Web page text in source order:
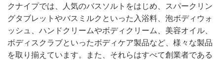
クナイプでは、人気のバスソルトをはじめ、スパークリン
グタブレットやバスミルクといった入浴料、泡ボディウォ
ッシュ、ハンドクリームやボディクリーム、美容オイル、
ボディスクラブといったボディケア製品など、様々な製品
を取り揃えています。また、それらはすべて創業者である